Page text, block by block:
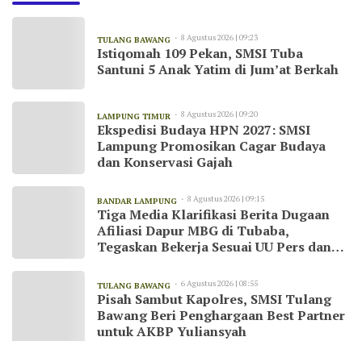
TULANG BAWANG 8 Agustus 2026 | 09:23
Istiqomah 109 Pekan, SMSI Tuba
Santuni 5 Anak Yatim di Jum’at Berkah
LAMPUNG TIMUR 8 Agustus 2026 | 09:20
Ekspedisi Budaya HPN 2027: SMSI
Lampung Promosikan Cagar Budaya
dan Konservasi Gajah
BANDAR LAMPUNG 8 Agustus 2026 | 09:15
Tiga Media Klarifikasi Berita Dugaan
Afiliasi Dapur MBG di Tubaba,
Tegaskan Bekerja Sesuai UU Pers dan
TULANG BAWANG 6 Agustus 2026 | 08:55
Pisah Sambut Kapolres, SMSI Tulang
Bawang Beri Penghargaan Best Partner
untuk AKBP Yuliansyah